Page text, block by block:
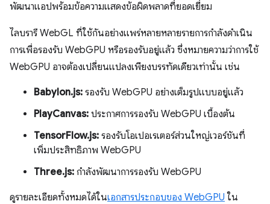
พัฒนาแอปพร้อมข้อความแสดงข้อผิดพลาดที่ยอดเยี่ยม
ไลบรารี WebGL ที่ใช้กันอย่างแพร่หลายหลายรายการกําลังดำเนิน
การเพื่อรองรับ WebGPU หรือรองรับอยู่แล้ว ซึ่งหมายความว่าการใช้
WebGPU อาจต้องเปลี่ยนแปลงเพียงบรรทัดเดียวเท่านั้น เช่น
Babylon.js: รองรับ WebGPU อย่างเต็มรูปแบบอยู่แล้ว
PlayCanvas: ประกาศการรองรับ WebGPU เบื้องต้น
TensorFlow.js: รองรับโอเปอเรเตอร์ส่วนใหญ่เวอร์ชันที่
เพิ่มประสิทธิภาพ WebGPU
Three.js: กำลังพัฒนาการรองรับ WebGPU
ดูรายละเอียดทั้งหมดได้ในเอกสารประกอบของ WebGPU ใน